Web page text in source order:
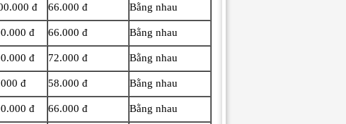
đ 66.000 đ Bằng nhau
đ 66.000 đ
Bằng nhau
đ 72.000 đ Bằng nhau
đ 58.000 đ
Bằng nhau
đ 66.000 đ Bằng nhau